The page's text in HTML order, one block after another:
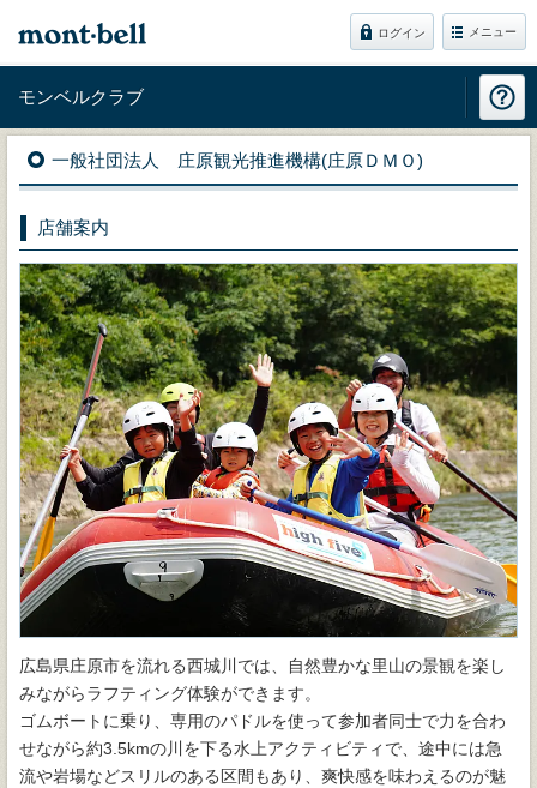
ログイン メニュー
モンベルクラブ
一般社団法人 庄原観光推進機構(庄原ＤＭＯ)
店舗案内
広島県庄原市を流れる西城川では、自然豊かな里山の景観を楽し
みながらラフティング体験ができます。
ゴムボートに乗り、専用のパドルを使って参加者同士で力を合わ
せながら約3.5kmの川を下る水上アクティビティで、途中には急
流や岩場などスリルのある区間もあり、爽快感を味わえるのが魅